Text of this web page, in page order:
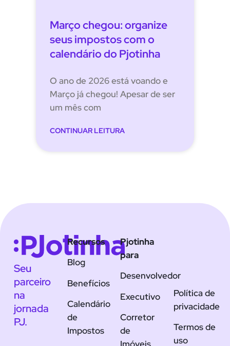
Março chegou: organize
seus impostos com o
calendário do Pjotinha
O ano de 2026 está voando e
Março já chegou! Apesar de ser
um mês com
CONTINUAR LEITURA
Seu
parceiro
na
jornada
PJ.
Recursos
Blog
Benefícios
Calendário
de
Impostos
Pjotinha
para
Desenvolvedor
Executivo
Corretor
de
Política de
privacidade
Termos de
uso